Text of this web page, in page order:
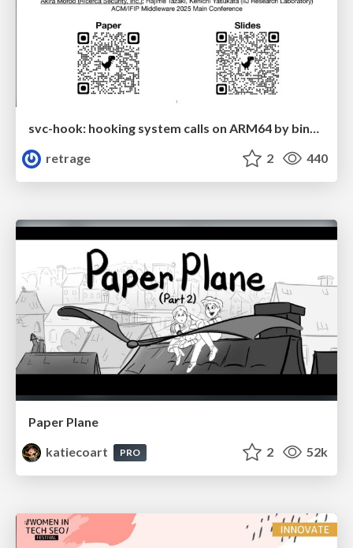
svc-hook: hooking system calls on ARM64 by binary rewriting
retrage
2 440
Paper Plane
katiecoart
PRO 2 52k